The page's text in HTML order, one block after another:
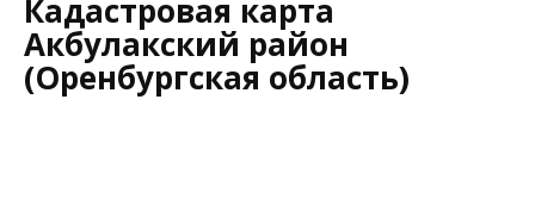
Кадастровая карта
Акбулакский район
(Оренбургская область)